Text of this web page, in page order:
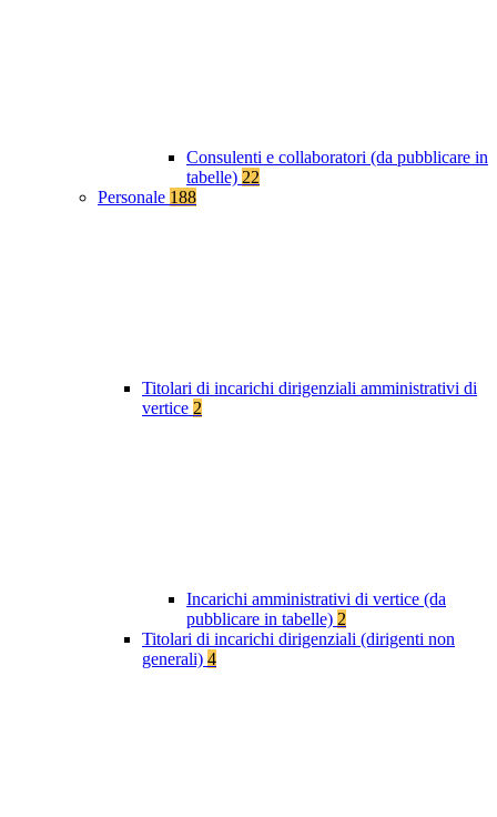
Consulenti e collaboratori (da pubblicare in
tabelle) 22
Personale 188
Titolari di incarichi dirigenziali amministrativi di
vertice 2
Incarichi amministrativi di vertice (da
pubblicare in tabelle) 2
Titolari di incarichi dirigenziali (dirigenti non
generali) 4